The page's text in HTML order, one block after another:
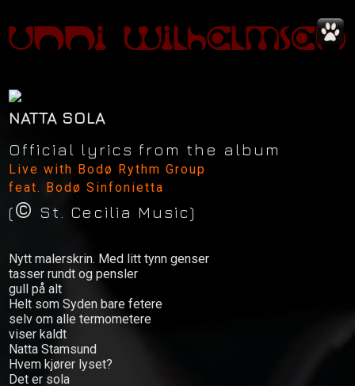
News
Concerts
Music
NATTA SOLA
Official lyrics from the album
Live with Bodø Rythm Group
feat. Bodø Sinfonietta
(© St. Cecilia Music)
Nytt malerskrin. Med litt tynn genser
tasser rundt og pensler
gull på alt
Helt som Syden bare fetere
selv om alle termometere
viser kaldt
Natta Stamsund
Hvem kjører lyset?
Det er sola